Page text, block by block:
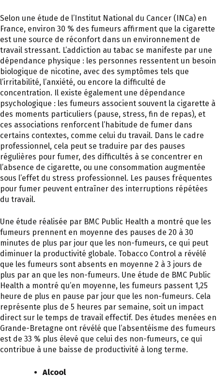
Selon une étude de l’Institut National du Cancer (INCa) en
France, environ 30 % des fumeurs affirment que la cigarette
est une source de réconfort dans un environnement de
travail stressant. L’addiction au tabac se manifeste par une
dépendance physique : les personnes ressentent un besoin
biologique de nicotine, avec des symptômes tels que
l’irritabilité, l’anxiété, ou encore la difficulté de
concentration. Il existe également une dépendance
psychologique : les fumeurs associent souvent la cigarette à
des moments particuliers (pause, stress, fin de repas), et
ces associations renforcent l’habitude de fumer dans
certains contextes, comme celui du travail. Dans le cadre
professionnel, cela peut se traduire par des pauses
régulières pour fumer, des difficultés à se concentrer en
l’absence de cigarette, ou une consommation augmentée
sous l’effet du stress professionnel. Les pauses fréquentes
pour fumer peuvent entraîner des interruptions répétées
du travail.
Une étude réalisée par BMC Public Health a montré que les
fumeurs prennent en moyenne des pauses de 20 à 30
minutes de plus par jour que les non-fumeurs, ce qui peut
diminuer la productivité globale. Tobacco Control a révélé
que les fumeurs sont absents en moyenne 2 à 3 jours de
plus par an que les non-fumeurs. Une étude de BMC Public
Health a montré qu’en moyenne, les fumeurs passent 1,25
heure de plus en pause par jour que les non-fumeurs. Cela
représente plus de 5 heures par semaine, soit un impact
direct sur le temps de travail effectif. Des études menées en
Grande-Bretagne ont révélé que l’absentéisme des fumeurs
est de 33 % plus élevé que celui des non-fumeurs, ce qui
contribue à une baisse de productivité à long terme.
Alcool